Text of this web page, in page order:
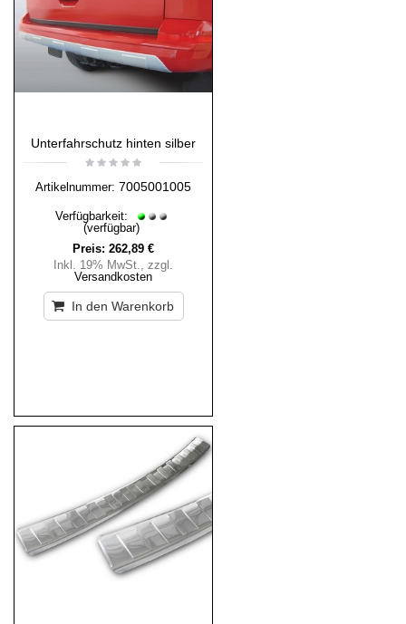
Unterfahrschutz hinten silber
Artikelnummer: 7005001005
Verfügbarkeit:
(verfügbar)
Preis: 262,89 €
Inkl. 19% MwSt., zzgl.
Versandkosten
In den Warenkorb